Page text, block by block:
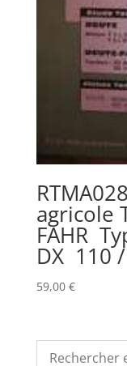
agricole
FAHR
DX 110
59,00 €